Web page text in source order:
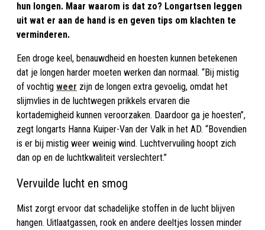
hun longen. Maar waarom is dat zo? Longartsen leggen
uit wat er aan de hand is en geven tips om klachten te
verminderen.
Een droge keel, benauwdheid en hoesten kunnen betekenen
dat je longen harder moeten werken dan normaal. “Bij mistig
of vochtig weer zijn de longen extra gevoelig, omdat het
slijmvlies in de luchtwegen prikkels ervaren die
kortademigheid kunnen veroorzaken. Daardoor ga je hoesten”,
zegt longarts Hanna Kuiper-Van der Valk in het AD. “Bovendien
is er bij mistig weer weinig wind. Luchtvervuiling hoopt zich
dan op en de luchtkwaliteit verslechtert.”
Vervuilde lucht en smog
Mist zorgt ervoor dat schadelijke stoffen in de lucht blijven
hangen. Uitlaatgassen, rook en andere deeltjes lossen minder